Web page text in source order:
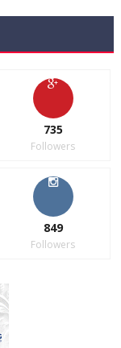
735
Followers
849
Followers